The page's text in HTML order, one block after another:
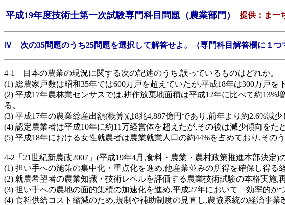
平成19年度技術士第一次試験専門科目問題（農業部門） 提供：まー
Ⅳ 次の35問題のうち25問題を選択して解答せよ。（専門科目解答欄に１つ
4-1 目本の農業の現況に関する次の記述のうち,誤っているものはどれか。
(1) 総農家戸数は昭和35年では600万戸を超えていたが,平成18年は300万戸を
(2) 平成17年農林業センサスでは,耕作放棄地面積は平成12年に比べて約
る。
(3) 平成17年の農業総産出額(概算)は8兆4,887億円であり,前年より約2.6%減少
(4) 認定農業者は平成10年に約11万経営体を超えたが,その後は減少傾向をた
(5) 平成18年における女性就農者は農業就業人口の約44%を占めており,その
4-2「21世紀新農政2007」(平成19年4月,食料・農業・農村政策推進本部決
(1) 担い手への施策の集中化・重点化を進め,他産業並みの所得を確保し得る
(2) 就農希望者の農業知識・技術レベルを評価する農業技術試験の本格実施
(3) 担い手への農地の面的集積の加速化を進め,平成27年において「効率的
(4) 食料供給コスト縮減のため,規制や補助制度の見直し,農協系統の経済事